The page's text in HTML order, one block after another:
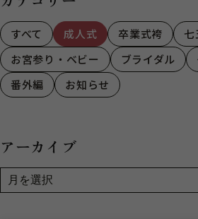
すべて 成人式 卒業式袴
七
お宮参り・ベビー
ブライダル
番外編
お知らせ
アーカイブ